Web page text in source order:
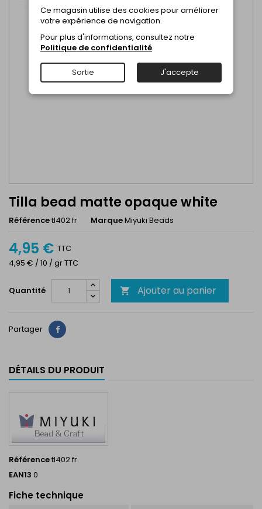
Tilla bead matte opaque white
Référencetl402 fr MarqueMiyuki Beads
4,95 € TTC
4,95 € / 10 / gr TTC
Quantité  Ajouter au panier
Partager Partager
DÉTAILS DU PRODUIT
Référencetl402 fr
EAN13 0
Fiche technique
Ce magasin utilise des cookies pour améliorer
votre expérience de navigation.
Pour plus d'informations, consultez notre
Politique de confidentialité.
Sortie J'accepte